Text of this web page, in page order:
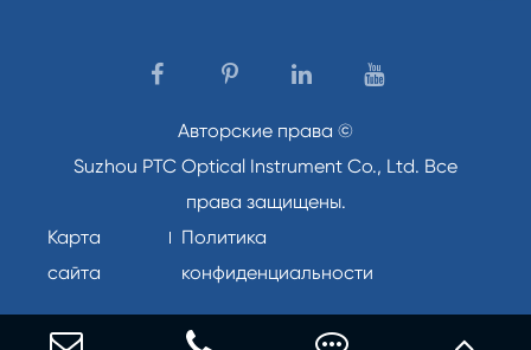
Авторские права ©
Suzhou PTC Optical Instrument Co., Ltd. Все
права защищены.
Карта
сайта
Политика
конфиденциальности